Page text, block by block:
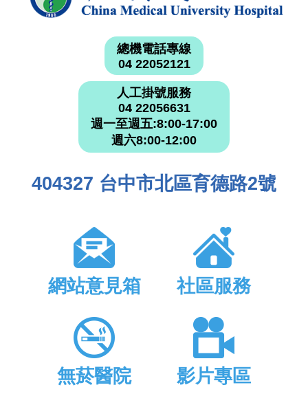
總機電話專線
04 22052121
人工掛號服務
04 22056631
週一至週五:8:00-17:00
週六8:00-12:00
404327 台中市北區育德路2號
網站意見箱 社區服務
無菸醫院 影片專區